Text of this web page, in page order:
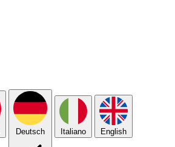
Deutsch Italiano English